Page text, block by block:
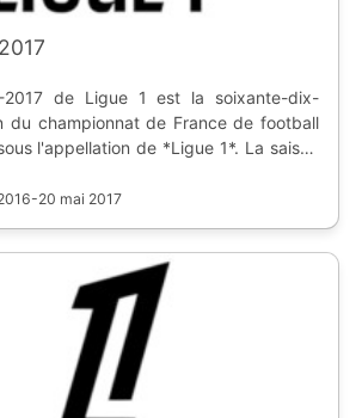
2017 de Ligue 1 est la soixante-dix-
du championnat de France de football
l'appellation de *Ligue 1*. La saison
Relégués en fin de saison
Nancy-Lorraine * SC Bastia
-20 mai 2017